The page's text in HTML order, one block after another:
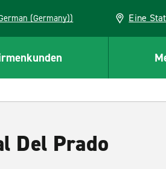
(German (Germany)) Eine
Del Prado